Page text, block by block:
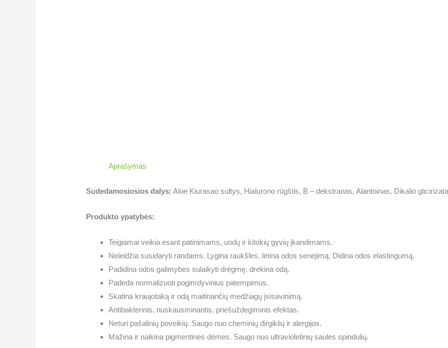
Aprašymas
Sudedamosiosios dalys: Aloe Kiurasao sultys, Hialurono rūgštis, B – dekstranas, Alantoinas, Dikalio
Produkto ypatybės:
Teigiamai veikia esant patinimams, uodų ir kitokių gyvių įkandimams.
Neleidžia susidaryti randams. Lygina raukšles, lėtina odos senėjimą. Didina odos elastingumą.
Padidina odos galimybes sulaikyti drėgmę, drėkina odą.
Padeda normalizuoti pogimdyvinius patempimus.
Skatina kraujotaką ir odą maitinančių medžiagų įsisavinimą.
Antibakterinis, nuskausminantis, priešuždegiminis efektas.
Neturi pašalinių poveikių. Saugo nuo cheminių dirgiklių ir alergijos.
Mažina ir naikina pigmentines dėmes. Saugo nuo ultravioletinių saulės spindulių.